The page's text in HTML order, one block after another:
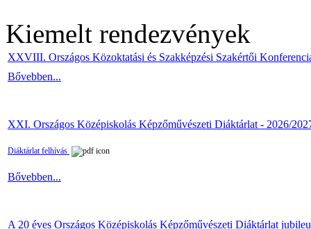
Kiemelt rendezvények
XXVIII. Országos Közoktatási és Szakképzési Szakértői
Bővebben...
XXI. Országos Középiskolás Képzőművészeti Diáktárlat - 2026/
Diáktárlat felhívás
Bővebben...
A 20 éves Országos Középiskolás Képzőművészeti Diáktárlat